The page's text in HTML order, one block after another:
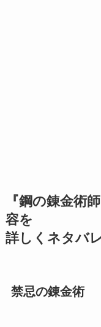
『鋼の錬金術
容を
詳しくネタバ
禁忌の錬金術